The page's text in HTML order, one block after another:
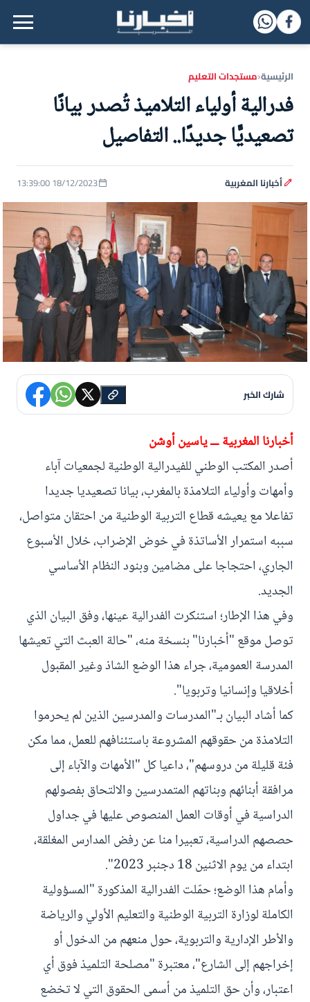
القائمة الرئيسية
الرئيسية‹مستجدات التعليم
فدرالية أولياء التلاميذ تُصدر بيانًا
تصعيديًّا جديدًا.. التفاصيل
أخبارنا المغربية 18/12/2023 13:39:00
شارك الخبر
أخبارنا المغربية ـــ ياسين أوشن
أصدر المكتب الوطني للفيدرالية الوطنية لجمعيات آباء
وأمهات وأولياء التلامذة بالمغرب، بيانا تصعيديا جديدا
تفاعلا مع يعيشه قطاع التربية الوطنية من احتقان متواصل،
سببه استمرار الأساتذة في خوض الإضراب، خلال الأسبوع
الجاري، احتجاجا على مضامين وبنود النظام الأساسي
الجديد.
وفي هذا الإطار؛ استنكرت الفدرالية عينها، وفق البيان الذي
توصل موقع "أخبارنا" بنسخة منه، "حالة العبث التي تعيشها
المدرسة العمومية، جراء هذا الوضع الشاذ وغير المقبول
أخلاقيا وإنسانيا وتربويا".
كما أشاد البيان بـ"المدرسات والمدرسين الذين لم يحرموا
التلامذة من حقوقهم المشروعة باستئنافهم للعمل، مما مكن
فئة قليلة من دروسهم"، داعيا كل "الأمهات والآباء إلى
مرافقة أبنائهم وبناتهم المتمدرسين والالتحاق بفصولهم
الدراسية في أوقات العمل المنصوص عليها في جداول
حصصهم الدراسية، تعبيرا منا عن رفض المدارس المغلقة،
ابتداء من يوم الاثنين 18 دجنبر 2023".
وأمام هذا الوضع؛ حمّلت الفدرالية المذكورة "المسؤولية
الكاملة لوزارة التربية الوطنية والتعليم الأولي والرياضة
والأطر الإدارية والتربوية، حول منعهم من الدخول أو
إخراجهم إلى الشارع"، معتبرة "مصلحة التلميذ فوق أي
اعتبار، وأن حق التلميذ من أسمى الحقوق التي لا تخضع